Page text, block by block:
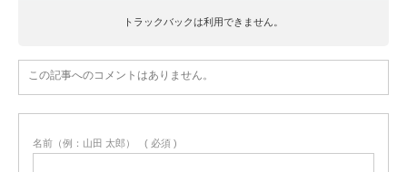
トラックバックは利用できません。
この記事へのコメントはありません。
名前（例：山田 太郎） ( 必須 )